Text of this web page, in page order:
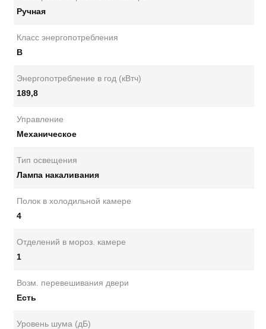
Ручная
Класс энергопотребления
В
Энергопотребление в год (кВтч)
189,8
Управление
Механическое
Тип освещения
Лампа накаливания
Полок в холодильной камере
4
Отделений в мороз. камере
1
Возм. перевешивания двери
Есть
Уровень шума (дБ)